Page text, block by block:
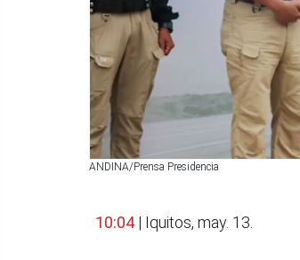
ANDINA/Prensa Presidencia
10:04 | Iquitos, may. 13.